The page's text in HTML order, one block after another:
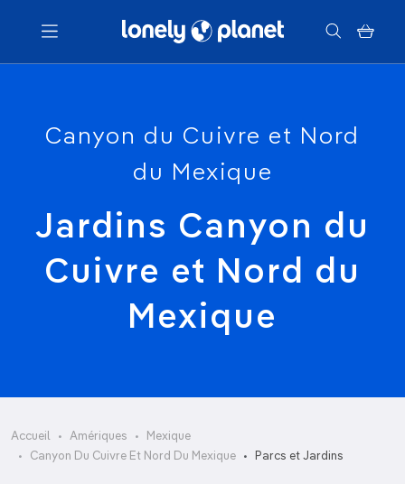
Menu
Votre recherche
Canyon du Cuivre et Nord
du Mexique
Jardins Canyon du
Cuivre et Nord du
Mexique
Accueil Amériques
Mexique
Canyon Du Cuivre Et Nord Du Mexique
Parcs et Jardins
Parque Fundidora
Paseo Santa Lucía